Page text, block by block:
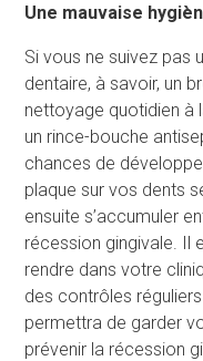
Une mauvaise
Si vous ne suivez pas
dentaire, à savoir, un
nettoyage quotidien à
un rince-bouche
chances de
plaque sur vos dents
ensuite s’accumuler
récession gingivale. Il
rendre dans votre
des contrôles
permettra de garder
prévenir la récession